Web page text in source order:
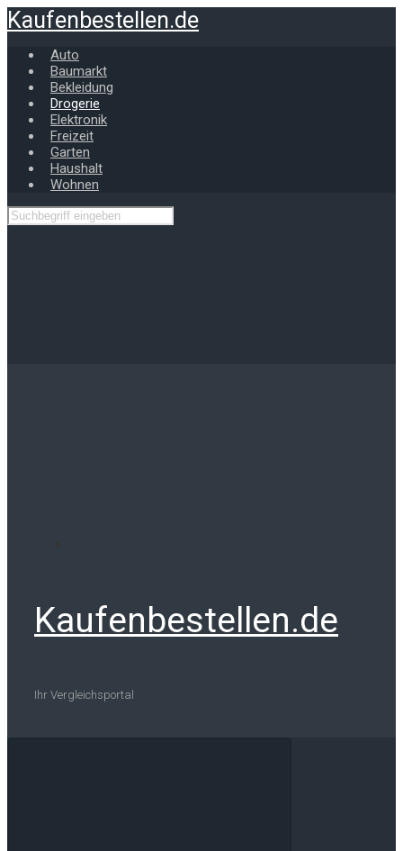
Zum
Hauptinhalt
springen
Kaufenbestellen.de
Auto
Baumarkt
Bekleidung
Drogerie
Elektronik
Freizeit
Garten
Haushalt
Wohnen
Kaufenbestellen.de
Ihr Vergleichsportal